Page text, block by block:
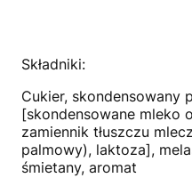
Składniki:
Cukier, skondensowany
[skondensowane mleko
zamiennik tłuszczu
palmowy), laktoza],
śmietany, aromat